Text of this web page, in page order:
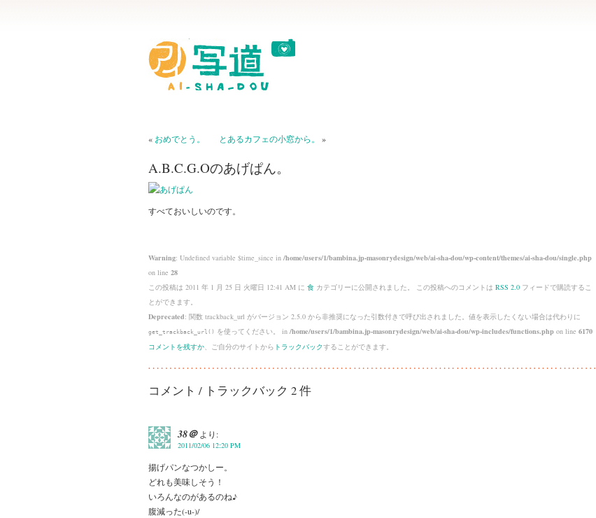
« おめでとう。 とあるカフェの小窓から。 »
A.B.C.G.Oのあげぱん。
すべておいしいのです。
Warning: Undefined variable $time_since in /home/users/1/bambina.jp-masonrydesign/web/ai-sha-dou/wp-content/themes/ai-sha-dou/single.php
on line 28
この投稿は 2011 年 1 月 25 日 火曜日 12:41 AM に 食 カテゴリーに公開されました。 この投稿へのコメントは RSS 2.0 フィードで購読するこ
とができます。
Deprecated: 関数 trackback_url がバージョン 2.5.0 から非推奨になった引数付きで呼び出されました。値を表示したくない場合は代わりに
get_trackback_url() を使ってください。 in /home/users/1/bambina.jp-masonrydesign/web/ai-sha-dou/wp-includes/functions.php on line 6170
コメントを残すか、ご自分のサイトから トラックバックすることができます。
コメント / トラックバック 2 件
38＠ より:
2011/02/06 12:20 PM
揚げパンなつかしー。
どれも美味しそう！
いろんなのがあるのね♪
腹減った(-u-)/